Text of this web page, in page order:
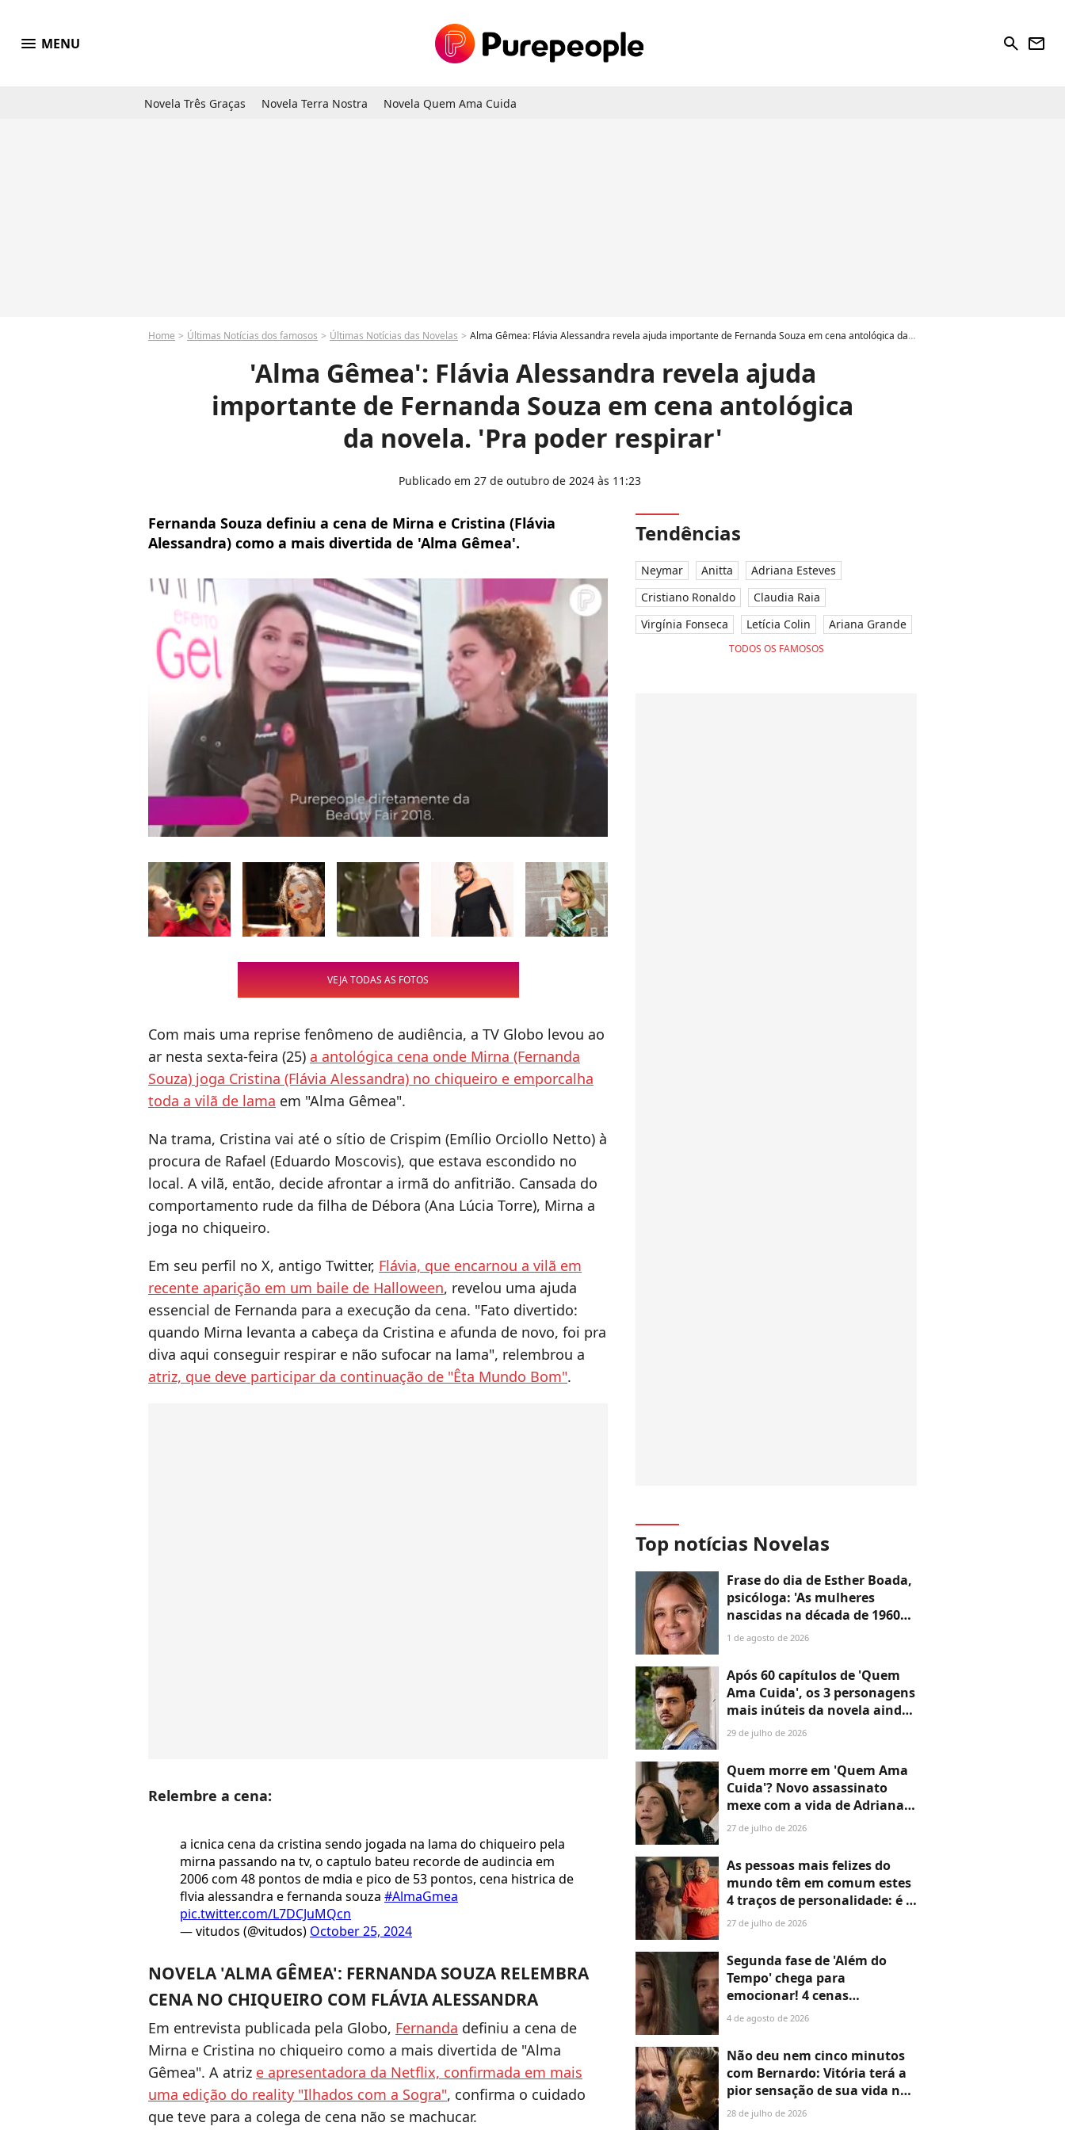
menu MENU search newsletter
Novela Três Graças Novela Terra Nostra Novela Quem Ama Cuida
Home Últimas Notícias dos famosos Últimas Notícias das Novelas Alma Gêmea: Flávia Alessandra revela ajuda importante de Fernanda Souza em cena antológica da novela da Globo
'Alma Gêmea': Flávia Alessandra revela ajuda
importante de Fernanda Souza em cena antológica
da novela. 'Pra poder respirar'
Publicado em 27 de outubro de 2024 às 11:23
Fernanda Souza definiu a cena de Mirna e Cristina (Flávia
Alessandra) como a mais divertida de 'Alma Gêmea'.
VEJA TODAS AS FOTOS
Com mais uma reprise fenômeno de audiência, a TV Globo levou ao
ar nesta sexta-feira (25) a antológica cena onde Mirna (Fernanda
Souza) joga Cristina (Flávia Alessandra) no chiqueiro e emporcalha
toda a vilã de lama em "Alma Gêmea".
Na trama, Cristina vai até o sítio de Crispim (Emílio Orciollo Netto) à
procura de Rafael (Eduardo Moscovis), que estava escondido no
local. A vilã, então, decide afrontar a irmã do anfitrião. Cansada do
comportamento rude da filha de Débora (Ana Lúcia Torre), Mirna a
joga no chiqueiro.
Em seu perfil no X, antigo Twitter, Flávia, que encarnou a vilã em
recente aparição em um baile de Halloween, revelou uma ajuda
essencial de Fernanda para a execução da cena. "Fato divertido:
quando Mirna levanta a cabeça da Cristina e afunda de novo, foi pra
diva aqui conseguir respirar e não sufocar na lama", relembrou a
atriz, que deve participar da continuação de "Êta Mundo Bom".
Relembre a cena:
a icnica cena da cristina sendo jogada na lama do chiqueiro pela
mirna passando na tv, o captulo bateu recorde de audincia em
2006 com 48 pontos de mdia e pico de 53 pontos, cena histrica de
flvia alessandra e fernanda souza #AlmaGmea
pic.twitter.com/L7DCJuMQcn
— vitudos (@vitudos) October 25, 2024
NOVELA 'ALMA GÊMEA': FERNANDA SOUZA RELEMBRA
CENA NO CHIQUEIRO COM FLÁVIA ALESSANDRA
Em entrevista publicada pela Globo, Fernanda definiu a cena de
Mirna e Cristina no chiqueiro como a mais divertida de "Alma
Gêmea". A atriz e apresentadora da Netflix, confirmada em mais
uma edição do reality "Ilhados com a Sogra", confirma o cuidado
que teve para a colega de cena não se machucar.
Tendências
Neymar Anitta
Adriana Esteves
Cristiano Ronaldo
Claudia Raia
Virgínia Fonseca
Letícia Colin Ariana Grande
TODOS OS FAMOSOS
Top notícias Novelas
Frase do dia de Esther Boada,
psicóloga: 'As mulheres
nascidas na década de 1960
cresceram com a ideia de que
tudo, porque era isso que a
sociedade exigia'
1 de agosto de 2026
Após 60 capítulos de 'Quem
Ama Cuida', os 3 personagens
mais inúteis da novela ainda
não disseram a que vieram —
desperdício
29 de julho de 2026
Quem morre em 'Quem Ama
Cuida'? Novo assassinato
mexe com a vida de Adriana e
deixa Pedro de queixo caído
27 de julho de 2026
As pessoas mais felizes do
mundo têm em comum estes
4 traços de personalidade: é o
que revela Estudo de Oxford
76 países
27 de julho de 2026
Segunda fase de 'Além do
Tempo' chega para
emocionar! 4 cenas
marcantes do primeiro
não perde o fôlego
4 de agosto de 2026
Não deu nem cinco minutos
com Bernardo: Vitória terá a
pior sensação de sua vida na
reta final da 1ª fase de 'Além
28 de julho de 2026